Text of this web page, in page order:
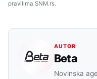
pravilima SNM.rs.
AUTOR
Beta
Novinska